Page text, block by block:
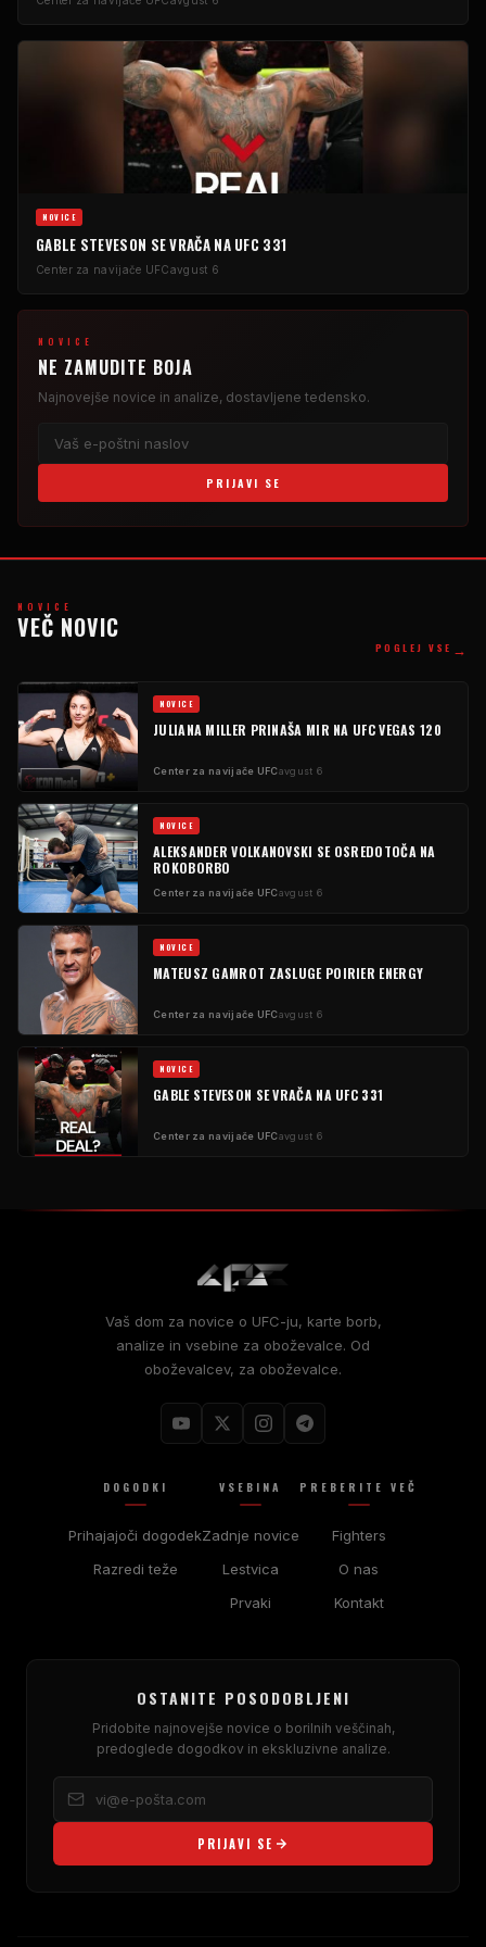
NOVICE
GABLE STEVESON SE VRAČA NA UFC 331
Center za navijače UFCavgust 6
NOVICE
NE ZAMUDITE BOJA
Najnovejše novice in analize, dostavljene tedensko.
PRIJAVI SE
NOVICE
VEČ NOVIC
POGLEJ VSE →
NOVICE
JULIANA MILLER PRINAŠA MIR NA UFC VEGAS 120
Center za navijače UFCavgust 6
NOVICE
ALEKSANDER VOLKANOVSKI SE OSREDOTOČA NA
ROKOBORBO
Center za navijače UFCavgust 6
NOVICE
MATEUSZ GAMROT ZASLUGE POIRIER ENERGY
Center za navijače UFCavgust 6
NOVICE
GABLE STEVESON SE VRAČA NA UFC 331
Center za navijače UFCavgust 6
Vaš dom za novice o UFC-ju, karte borb,
analize in vsebine za oboževalce. Od
oboževalcev, za oboževalce.
DOGODKI
Prihajajoči dogodek
Razredi teže
VSEBINA
Zadnje novice
Lestvica
Prvaki
PREBERITE VEČ
Fighters
O nas
Kontakt
OSTANITE POSODOBLJENI
Pridobite najnovejše novice o borilnih veščinah,
predoglede dogodkov in ekskluzivne analize.
PRIJAVI SE